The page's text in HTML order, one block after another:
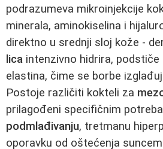
podrazumeva mikroinjekcije
minerala, aminokiselina i
direktno u srednji sloj kože -
lica intenzivno hidrira, podstiče
elastina, čime se borbe
Postoje različiti kokteli za
prilagođeni specifičnim
podmlađivanju, tretmanu
oporavku od oštećenja